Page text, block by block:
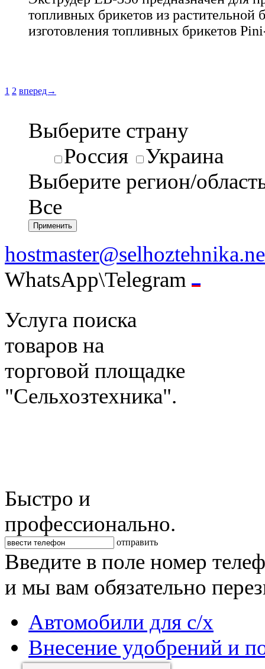
топливных брикетов из растительной
изготовления топливных брикетов
1 2 вперед→
Выберите страну
Россия
Украина
Выберите регион/
Все
WhatsApp\Telegram
Услуга поиска
товаров на
торговой площадке
"Сельхозтехника".
Быстро и
профессионально.
отправить
Введите в поле номер
и мы вам обязательно
Автомобили для с/х
Внесение удобрений и